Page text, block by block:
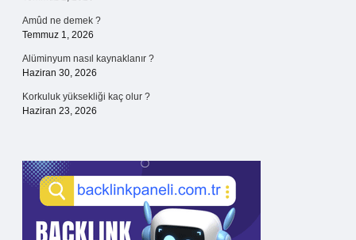
Amûd ne demek ?
Temmuz 1, 2026
Alüminyum nasıl kaynaklanır ?
Haziran 30, 2026
Korkuluk yüksekliği kaç olur ?
Haziran 23, 2026